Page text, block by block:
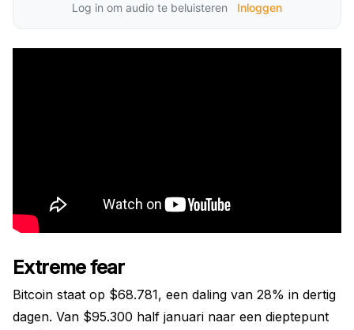
Log in om audio te beluisteren Inloggen
Extreme fear
Bitcoin staat op $68.781, een daling van 28% in dertig
dagen. Van $95.300 half januari naar een dieptepunt